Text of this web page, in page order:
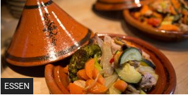
ESSEN